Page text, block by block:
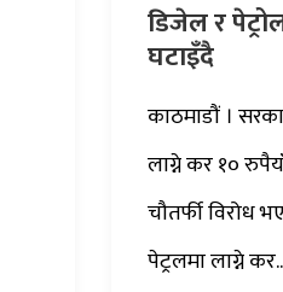
डिजेल र
घटाइँदै
काठमाडौं ।
लाग्ने कर १०
चौतर्फी विरोध
पेट्रलमा लाग्ने